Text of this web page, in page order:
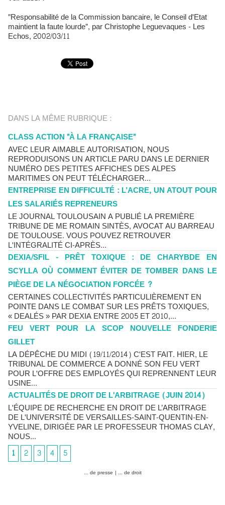
"Responsabilité de la Commission bancaire, le Conseil d'Etat
maintient la faute lourde", par Christophe Leguevaques - Les
Echos, 2002/03/11
DANS LA MÊME RUBRIQUE :
CLASS ACTION "À LA FRANÇAISE"
AVEC LEUR AIMABLE AUTORISATION, NOUS
REPRODUISONS UN ARTICLE PARU DANS LE DERNIER
NUMÉRO DES PETITES AFFICHES DES ALPES
MARITIMES ON PEUT TÉLÉCHARGER...
ENTREPRISE EN DIFFICULTÉ : L’ACRE, UN ATOUT POUR
LES SALARIÉS REPRENEURS
LE JOURNAL TOULOUSAIN A PUBLIÉ LA PREMIÈRE
TRIBUNE DE ME ROMAIN SINTÈS, AVOCAT AU BARREAU
DE TOULOUSE. VOUS POUVEZ RETROUVER
L'INTÉGRALITÉ CI-APRÈS...
DEXIA/SFIL - PRÊT TOXIQUE : DE CHARYBDE EN
SCYLLA OÙ COMMENT ÉVITER DE TOMBER DANS LE
PIÈGE DE LA NÉGOCIATION FORCÉE ?
CERTAINES COLLECTIVITÉS PARTICULIÈREMENT EN
POINTE DANS LE COMBAT SUR LES PRÊTS TOXIQUES,
« DEALÉS » PAR DEXIA ENTRE 2005 ET 2010,...
FEU VERT POUR LA SCOP NOUVELLE FONDERIE
GILLET
LA DÉPÊCHE DU MIDI (19/11/2014) C'EST FAIT. HIER, LE
TRIBUNAL DE COMMERCE A DONNÉ SON FEU VERT
POUR L'OFFRE DES EMPLOYÉS QUI REPRENNENT LEUR
USINE...
ACTUALITÉS DE DROIT DE L'ARBITRAGE (JUIN 2014)
L'ÉQUIPE DE RECHERCHE EN DROIT DE L’ARBITRAGE
DE L'UNIVERSITÉ DE VERSAILLES-SAINT-QUENTIN-EN-
YVELINE, DIRIGÉE PAR LE PROFESSEUR THOMAS CLAY,
NOUS...
1
2 3 4 5
... de presse | ... de droit